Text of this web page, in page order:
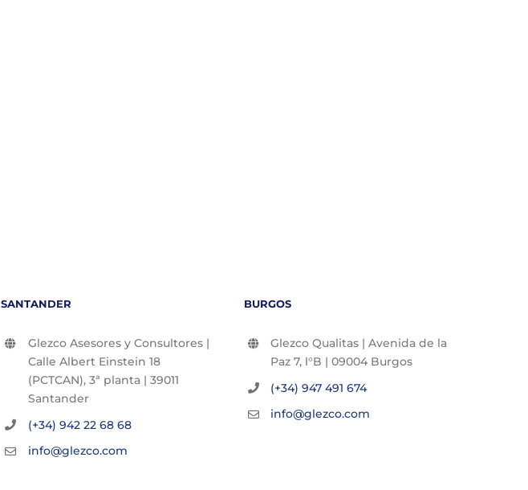
SANTANDER
Glezco Asesores y Consultores |
Calle Albert Einstein 18
(PCTCAN), 3ª planta | 39011
Santander
(+34) 942 22 68 68
info@glezco.com
BURGOS
Glezco Qualitas | Avenida de la
Paz 7, l°B | 09004 Burgos
(+34) 947 491 674
info@glezco.com